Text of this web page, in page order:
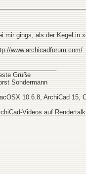
mir gings, als der Kegel in
www.archicadforum.com/
Grüße
Sondermann
10.6.8, ArchiCad 15,
Videos auf